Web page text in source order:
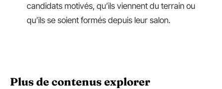
candidats motivés, qu’ils viennent du terrain ou
qu’ils se soient formés depuis leur salon.
Plus de contenus explorer